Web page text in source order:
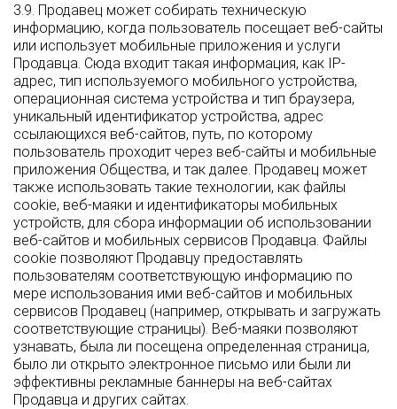
3.9. Продавец может собирать техническую
информацию, когда пользователь посещает веб-сайты
или использует мобильные приложения и услуги
Продавца. Сюда входит такая информация, как IP-
адрес, тип используемого мобильного устройства,
операционная система устройства и тип браузера,
уникальный идентификатор устройства, адрес
ссылающихся веб-сайтов, путь, по которому
пользователь проходит через веб-сайты и мобильные
приложения Общества, и так далее. Продавец может
также использовать такие технологии, как файлы
cookie, веб-маяки и идентификаторы мобильных
устройств, для сбора информации об использовании
веб-сайтов и мобильных сервисов Продавца. Файлы
cookie позволяют Продавцу предоставлять
пользователям соответствующую информацию по
мере использования ими веб-сайтов и мобильных
сервисов Продавец (например, открывать и загружать
соответствующие страницы). Веб-маяки позволяют
узнавать, была ли посещена определенная страница,
было ли открыто электронное письмо или были ли
эффективны рекламные баннеры на веб-сайтах
Продавца и других сайтах.